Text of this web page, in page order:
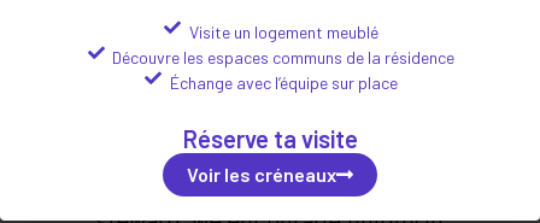
More than just places to live, we see our
student residences as places for sharing and
Whether it's between neighbors or with your
Visite un logement meublé
Découvre les espaces communs de la résidence
Échange avec l’équipe sur place
Réserve ta visite
Voir les créneaux